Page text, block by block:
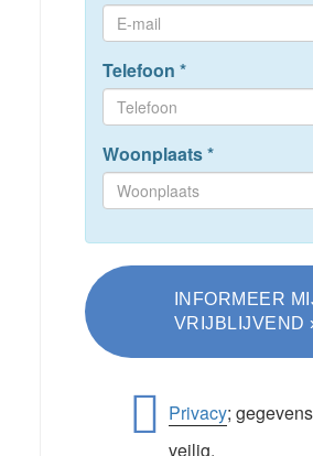
Telefoon *
Woonplaats*
Privacy;
veilig.